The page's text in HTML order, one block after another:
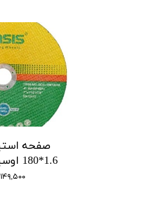
صفحه
1.6*180 اوسیس OASIS
۱۴۹,۵۰۰ تومان